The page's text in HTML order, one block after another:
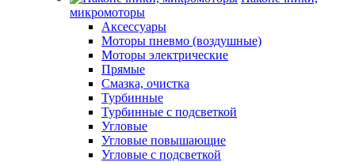
микромоторы
Аксессуары
Моторы пневмо (воздушные)
Моторы электрические
Прямые
Смазка, очистка
Турбинные
Турбинные с подсветкой
Угловые
Угловые повышающие
Угловые с подсветкой